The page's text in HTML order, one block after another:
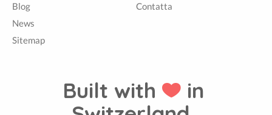
Blog
News
Sitemap
Contatta
Built with
in